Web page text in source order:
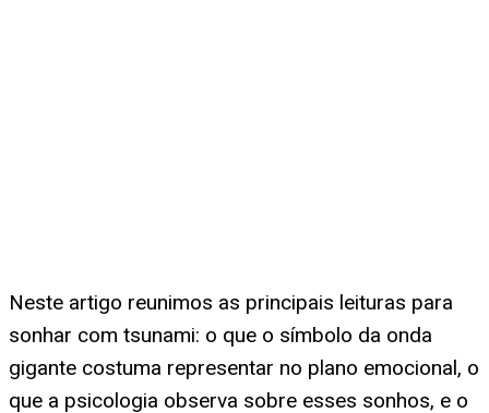
Neste artigo reunimos as principais leituras para
sonhar com tsunami: o que o símbolo da onda
gigante costuma representar no plano emocional, o
que a psicologia observa sobre esses sonhos, e o